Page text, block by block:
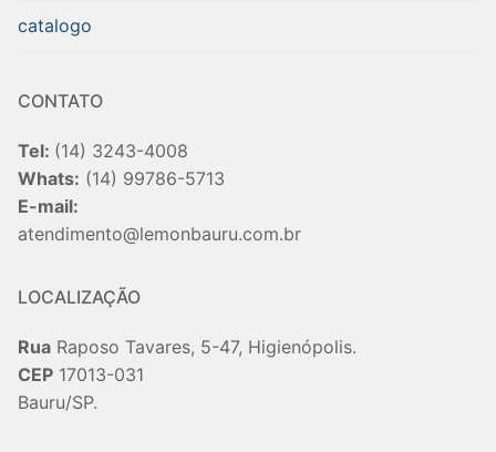
catalogo
CONTATO
Tel: (14) 3243-4008
Whats: (14) 99786-5713
E-mail:
atendimento@lemonbauru.com.br
LOCALIZAÇÃO
Rua Raposo Tavares, 5-47, Higienópolis.
CEP 17013-031
Bauru/SP.